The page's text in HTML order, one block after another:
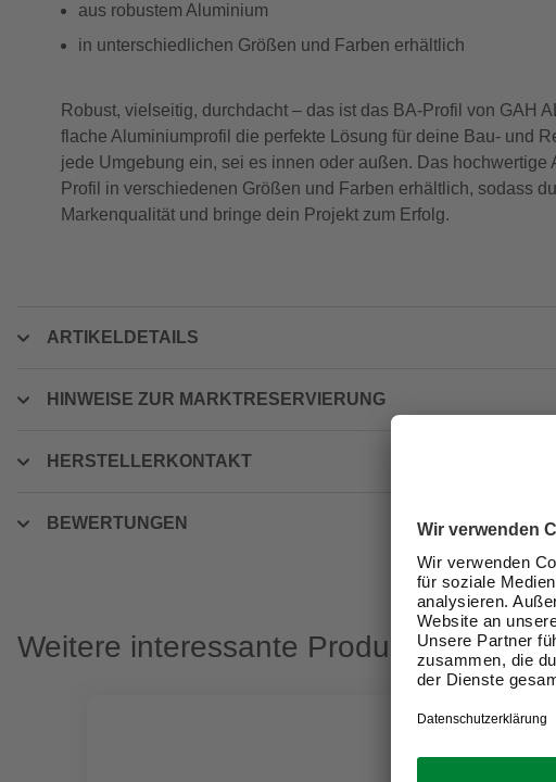
aus robustem Aluminium
in unterschiedlichen Größen und Farben erhältlich
Robust, vielseitig, durchdacht – das ist das BA-Profil von GAH
flache Aluminiumprofil die perfekte Lösung für deine Bau- und
jede Umgebung ein, sei es innen oder außen. Das
Profil in verschiedenen Größen und Farben erhältlich, sodass
Markenqualität und bringe dein Projekt zum Erfolg.
ARTIKELDETAILS
HINWEISE ZUR MARKTRESERVIERUNG
HERSTELLERKONTAKT
BEWERTUNGEN
Weitere interessante Produkte